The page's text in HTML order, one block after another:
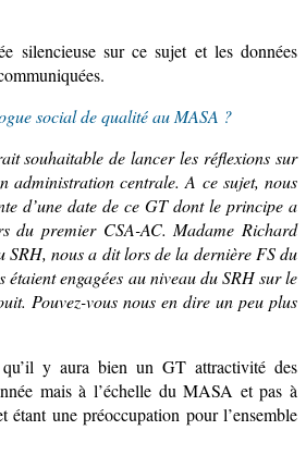
silencieuse sur ce sujet et les données
social de qualité au MASA ?
souhaitable de lancer les réflexions sur
administration centrale. A ce sujet, nous
d’une date de ce GT dont le principe a
du premier CSA-AC. Madame Richard
SRH, nous a dit lors de la dernière FS du
étaient engagées au niveau du SRH sur le
Pouvez-vous nous en dire un peu plus
qu’il y aura bien un GT attractivité des
mais à l’échelle du MASA et pas à
étant une préoccupation pour l’ensemble